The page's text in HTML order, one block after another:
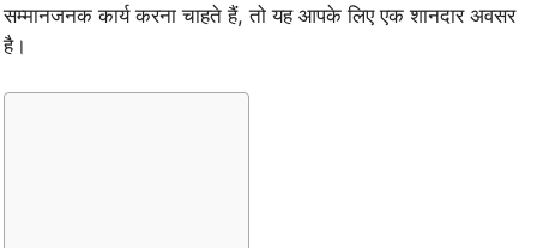
सम्मानजनक कार्य करना चाहते हैं, तो यह आपके लिए एक शानदार अवसर
है।